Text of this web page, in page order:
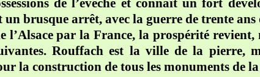
de l’évêché et connaît un fort
un brusque arrêt, avec la guerre de trente
l’Alsace par la France, la prospérité
Rouffach est la ville de la pierre,
la construction de tous les monuments de